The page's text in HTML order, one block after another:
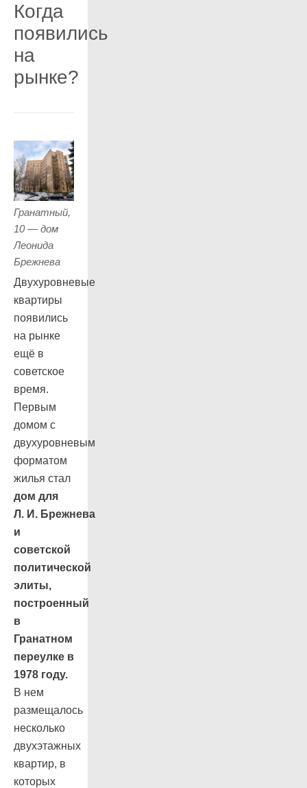
Когда
появились
на
рынке?
Гранатный,
10 — дом
Леонида
Брежнева
Двухуровневые
квартиры
появились
на рынке
ещё в
советское
время.
Первым
домом с
двухуровневым
форматом
жилья стал
дом для
Л. И. Брежнева
и
советской
политической
элиты,
построенный
в
Гранатном
переулке в
1978 году.
В нем
размещалось
несколько
двухэтажных
квартир, в
которых